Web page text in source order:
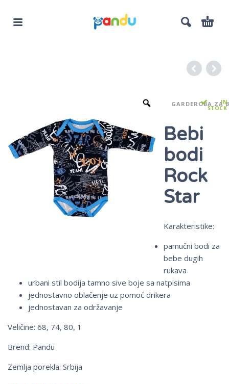
GARDEROBA ZAIN
STOCK
Bebi
bodi
Rock
Star
Karakteristike:
pamučni bodi za
bebe dugih
rukava
urbani stil bodija tamno sive boje sa natpisima
jednostavno oblačenje uz pomoć drikera
jednostavan za održavanje
Veličine: 68, 74, 80, 1
Brend: Pandu
Zemlja porekla: Srbija